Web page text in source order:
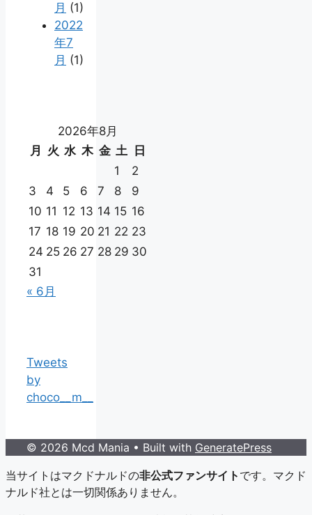
月 (1)
2022
年7
月 (1)
2026年8月
月
火 水 木 金 土
日
1
2
3
4 5 6 7 8
9
10 11 12 13 14 15 16
17 18 19 20 21 22 23
24 25 26 27 28 29 30
31
« 6月
Tweets
by
choco__m__
© 2026 Mcd Mania • Built with GeneratePress
当サイトはマクドナルドの非公式ファンサイト です。マクド
ナルド社とは一切関係ありません。